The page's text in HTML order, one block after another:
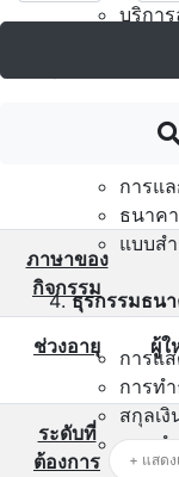
บริกา
เปรีย
การแ
ธนาค
แบบส
ธุรกรรมธน
การแ
การท
สกุลเงิ
ถามค
ภาษาของ
กิจกรรม
ช่วงอายุ ผู้
ระดับที่
ต้องการ
+ แสดง